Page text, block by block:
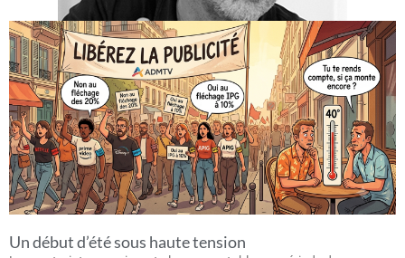
Un début d’été sous haute tension